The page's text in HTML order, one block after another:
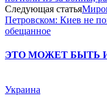
Следующая статья
Петровском: Киев не
обещанное
ЭТО МОЖЕТ БЫТЬ
Украина